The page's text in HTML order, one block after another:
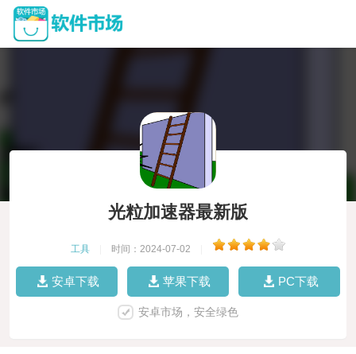
光粒加速器最新版
工具 时间：2024-07-02
安卓下载 苹果下载 PC下载
安卓市场，安全绿色